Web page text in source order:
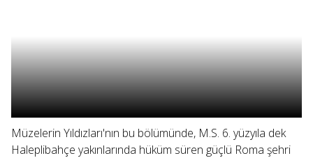
Müzelerin Yıldızları'nın bu bölümünde, M.S. 6. yüzyıla dek
Haleplibahçe yakınlarında hüküm süren güçlü Roma şehri